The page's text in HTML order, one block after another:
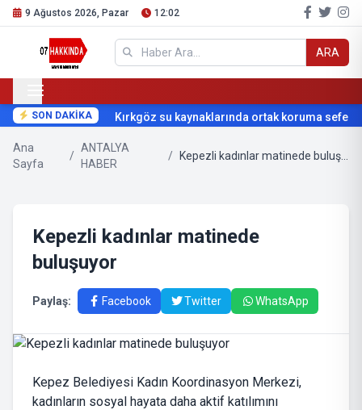
9 Ağustos 2026, Pazar 12:02
ARA
SON DAKİKA Kırkgöz su kaynaklarında ortak koruma
Ana
Sayfa
/
ANTALYA
HABER
/ Kepezli kadınlar matinede buluşuyor
Kepezli kadınlar matinede
buluşuyor
Paylaş: Facebook Twitter WhatsApp
Kepez Belediyesi Kadın Koordinasyon Merkezi,
kadınların sosyal hayata daha aktif katılımını